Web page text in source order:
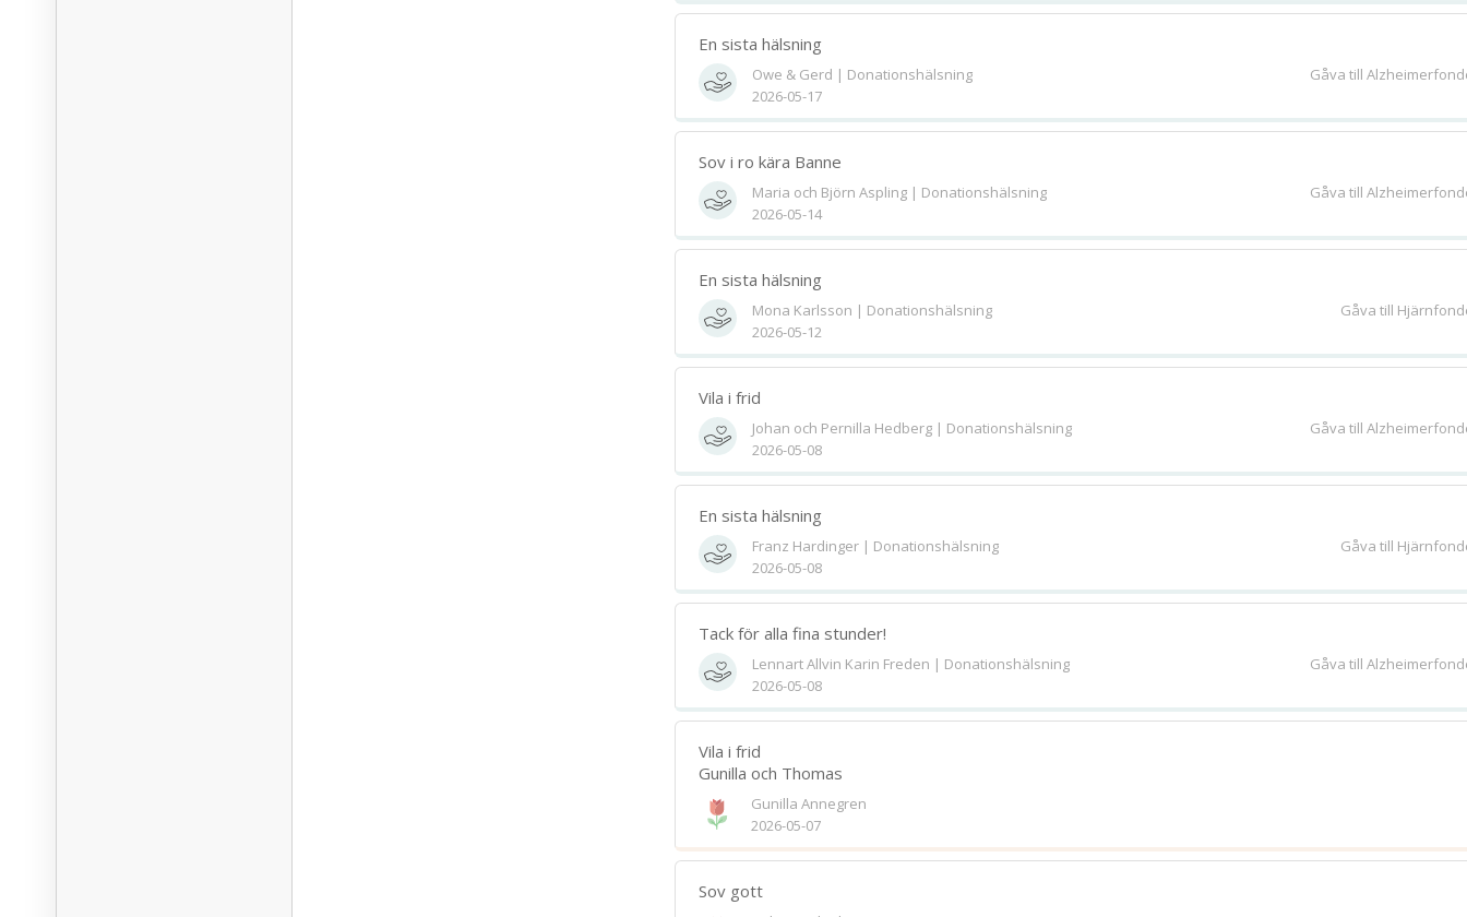
En sista hälsning
Owe & Gerd | Donationshälsning
2026-05-17
Gåva till
Sov i ro kära Banne
Maria och Björn Aspling | Donationshälsning
2026-05-14
Gåva till
En sista hälsning
Mona Karlsson | Donationshälsning
2026-05-12
Gåva till
Vila i frid
Johan och Pernilla Hedberg | Donationshälsning
2026-05-08
Gåva till
En sista hälsning
Franz Hardinger | Donationshälsning
2026-05-08
Gåva till
Tack för alla fina stunder!
Lennart Allvin Karin Freden | Donationshälsning
2026-05-08
Gåva till
Vila i frid
Gunilla och Thomas
Gunilla Annegren
2026-05-07
Sov gott